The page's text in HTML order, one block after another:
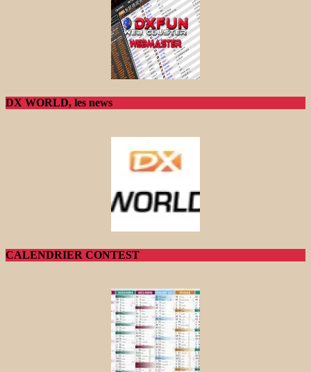
DX WORLD, les news
CALENDRIER CONTEST